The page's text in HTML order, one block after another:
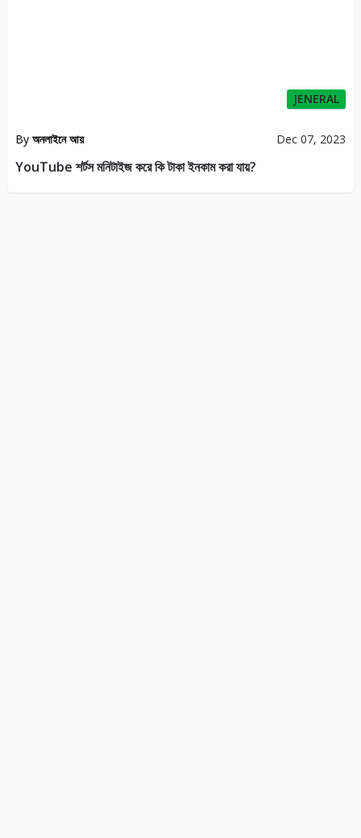
JENERAL
By অনলাইনে আয় Dec 07, 2023
YouTube শর্টস মনিটাইজ করে কি টাকা ইনকাম করা যায়?